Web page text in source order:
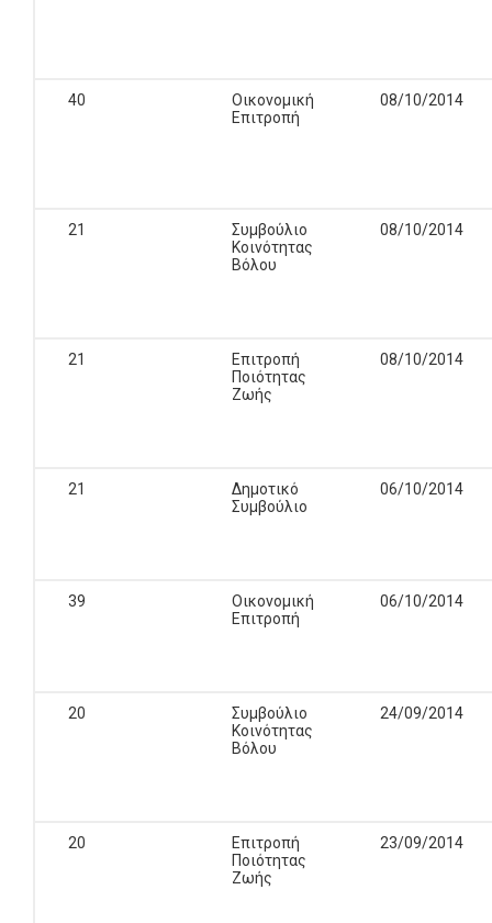
40
Οικονομική
Επιτροπή
08/10/2014
21
Συμβούλιο
Κοινότητας
Βόλου
08/10/2014
21
Επιτροπή
Ποιότητας
Ζωής
08/10/2014
21
Δημοτικό
Συμβούλιο
06/10/2014
39
Οικονομική
Επιτροπή
06/10/2014
20
Συμβούλιο
Κοινότητας
Βόλου
24/09/2014
20
Επιτροπή
Ποιότητας
Ζωής
23/09/2014